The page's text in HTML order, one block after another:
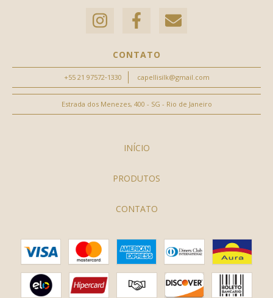
CONTATO
‪+55 21 97572‑1330‬ capellisilk@gmail.com
Estrada dos Menezes, 400 - SG - Rio de Janeiro
INÍCIO
PRODUTOS
CONTATO